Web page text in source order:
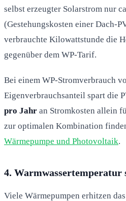
selbst erzeugter Solarstrom nur
(Gestehungskosten einer Dach-
verbrauchte Kilowattstunde die
gegenüber dem WP-Tarif.
Bei einem WP-Stromverbrauch
Eigenverbrauchsanteil spart die
pro Jahr an Stromkosten allein
zur optimalen Kombination
Wärmepumpe und Photovoltaik.
4. Warmwassertemperatur
Viele Wärmepumpen erhitzen